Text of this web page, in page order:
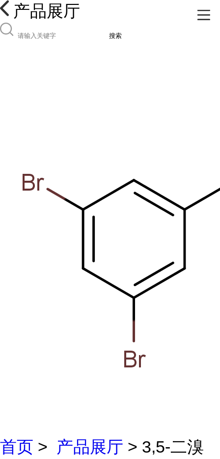
产品展厅
搜索
首页 > 产品展厅 > 3,5-二溴